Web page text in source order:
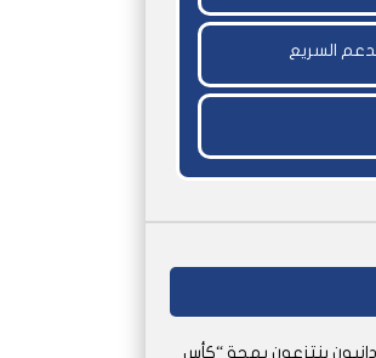
السريع
ينتزعون بهجة “كأس